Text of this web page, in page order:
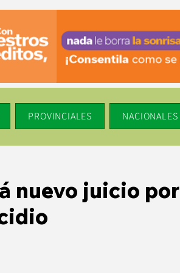
PROVINCIALES NACIONALES
nuevo juicio por